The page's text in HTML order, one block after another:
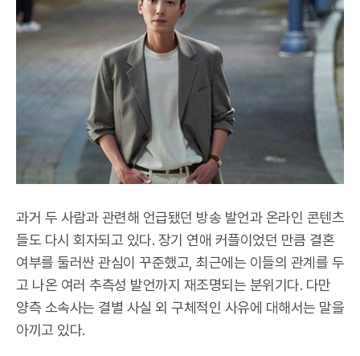
과거 두 사람과 관련해 언급됐던 방송 발언과 온라인 콘텐츠
들도 다시 회자되고 있다. 장기 연애 커플이었던 만큼 결혼
여부를 둘러싼 관심이 꾸준했고, 최근에는 이들의 관계를 두
고 나온 여러 추측성 발언까지 재조명되는 분위기다. 다만
양측 소속사는 결별 사실 외 구체적인 사유에 대해서는 말을
아끼고 있다.